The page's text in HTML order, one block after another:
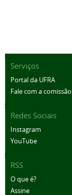
Serviços
Portal da UFRA
Fale com a comissão
Redes Sociais
Instagram
YouTube
RSS
O que é?
Assine